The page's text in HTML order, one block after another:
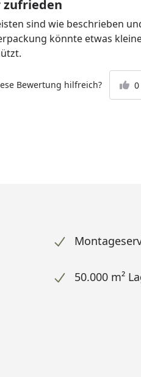
zufrieden
sind wie beschrieben
könnte etwas
Bewertung hilfreich? 0
50.000 m²